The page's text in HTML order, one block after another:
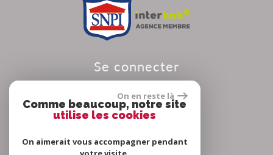
se connecter
On en reste là
Comme beaucoup, notre site
utilise les cookies
On aimerait vous accompagner pendant